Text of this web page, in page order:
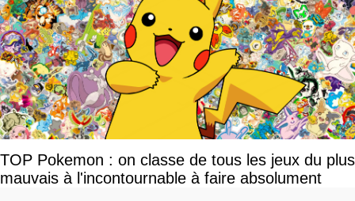
TOP Pokemon : on classe de tous les jeux du plus
mauvais à l'incontournable à faire absolument